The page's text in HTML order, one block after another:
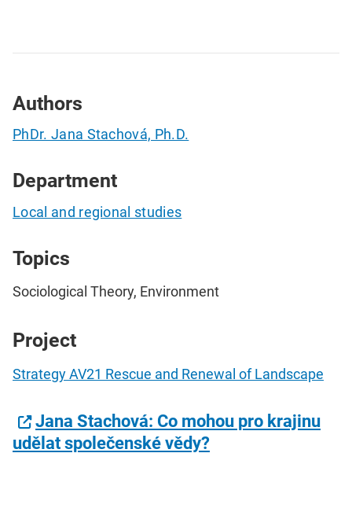
Authors
PhDr. Jana Stachová, Ph.D.
Department
Local and regional studies
Topics
Sociological Theory, Environment
Project
Strategy AV21 Rescue and Renewal of Landscape
Jana Stachová: Co mohou pro krajinu
udělat společenské vědy?